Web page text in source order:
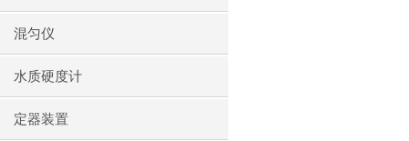
混匀仪
水质硬度计
定器装置